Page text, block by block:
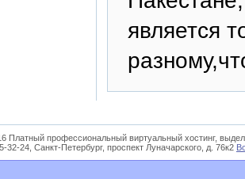
является
Платный профессиональный виртуальный хостинг,
32-24, Санкт-Петербург, проспект Луначарского, д. 76к2